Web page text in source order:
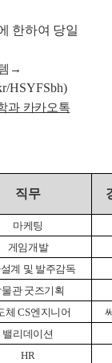
한하여 당일
→
HSYFSbh)
과 카카오톡
직무
마케팅
게임개발
계 및 발주감독
관 굿즈기획
체 CS엔지니어
밸리데이션
HR